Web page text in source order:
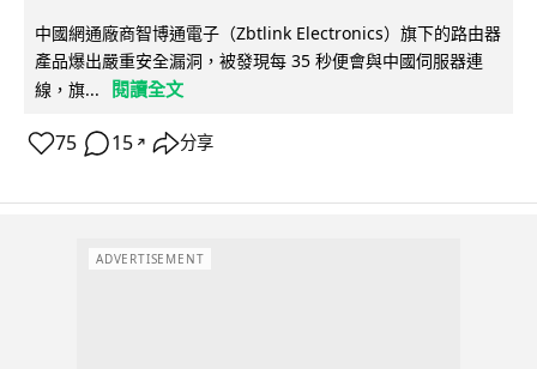
中國網通廠商智博通電子（Zbtlink Electronics）旗下的路由器
產品爆出嚴重安全漏洞，被發現每 35 秒便會與中國伺服器連
線，旗...
閱讀全文
75 15 ↗ 分享
ADVERTISEMENT